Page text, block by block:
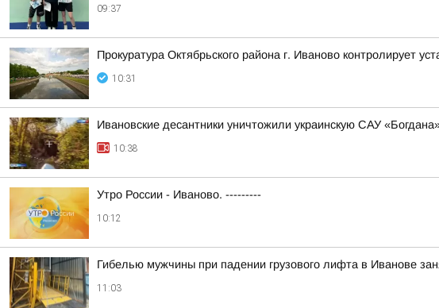
09:37
Прокуратура Октябрьского района г. Иваново контролирует
10:31
Ивановские десантники уничтожили украинскую САУ
10:38
Утро России - Иваново. ---------
10:12
Гибелью мужчины при падении грузового лифта в Иванове
11:03